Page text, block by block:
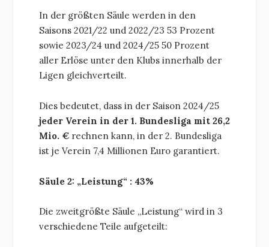
In der größten Säule werden in den
Saisons 2021/22 und 2022/23 53 Prozent
sowie 2023/24 und 2024/25 50 Prozent
aller Erlöse unter den Klubs innerhalb der
Ligen gleichverteilt.
Dies bedeutet, dass in der Saison 2024/25
jeder Verein in der 1. Bundesliga mit 26,2
Mio. € rechnen kann, in der 2. Bundesliga
ist je Verein 7,4 Millionen Euro garantiert.
Säule 2: „Leistung“ : 43%
Die zweitgrößte Säule „Leistung“ wird in 3
verschiedene Teile aufgeteilt: